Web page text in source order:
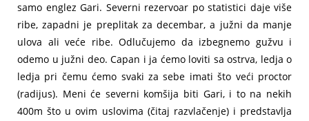
samo englez Gari. Severni rezervoar po statistici daje više
ribe, zapadni je preplitak za decembar, a južni da manje
ulova ali veće ribe. Odlučujemo da izbegnemo gužvu i
odemo u južni deo. Capan i ja ćemo loviti sa ostrva, ledja o
ledja pri čemu ćemo svaki za sebe imati što veći proctor
(radijus). Meni će severni komšija biti Gari, i to na nekih
400m što u ovim uslovima (čitaj razvlačenje) i predstavlja